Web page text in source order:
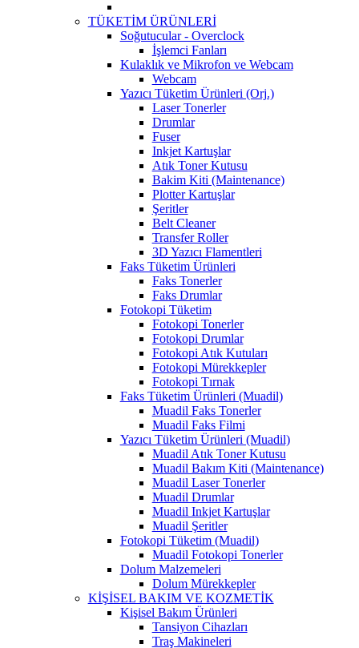
TÜKETİM ÜRÜNLERİ
Soğutucular - Overclock
İşlemci Fanları
Kulaklık ve Mikrofon ve Webcam
Webcam
Yazıcı Tüketim Ürünleri (Orj.)
Laser Tonerler
Drumlar
Fuser
Inkjet Kartuşlar
Atık Toner Kutusu
Bakim Kiti (Maintenance)
Plotter Kartuşlar
Şeritler
Belt Cleaner
Transfer Roller
3D Yazıcı Flamentleri
Faks Tüketim Ürünleri
Faks Tonerler
Faks Drumlar
Fotokopi Tüketim
Fotokopi Tonerler
Fotokopi Drumlar
Fotokopi Atık Kutuları
Fotokopi Mürekkepler
Fotokopi Tırnak
Faks Tüketim Ürünleri (Muadil)
Muadil Faks Tonerler
Muadil Faks Filmi
Yazıcı Tüketim Ürünleri (Muadil)
Muadil Atık Toner Kutusu
Muadil Bakım Kiti (Maintenance)
Muadil Laser Tonerler
Muadil Drumlar
Muadil Inkjet Kartuşlar
Muadil Şeritler
Fotokopi Tüketim (Muadil)
Muadil Fotokopi Tonerler
Dolum Malzemeleri
Dolum Mürekkepler
KİŞİSEL BAKIM VE KOZMETİK
Kişisel Bakım Ürünleri
Tansiyon Cihazları
Traş Makineleri